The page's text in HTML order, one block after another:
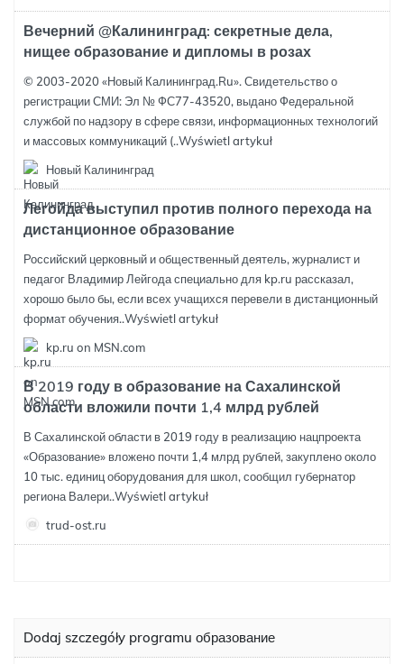
Вечерний @Калининград: секретные дела,
нищее образование и дипломы в розах
© 2003-2020 «Новый Калининград.Ru». Свидетельство о
регистрации СМИ: Эл № ФС77-43520, выдано Федеральной
службой по надзору в сфере связи, информационных технологий
и массовых коммуникаций (..Wyświetl artykuł
Новый Калининград
Легойда выступил против полного перехода на
дистанционное образование
Российский церковный и общественный деятель, журналист и
педагог Владимир Лейгода специально для kp.ru рассказал,
хорошо было бы, если всех учащихся перевели в дистанционный
формат обучения..Wyświetl artykuł
kp.ru on MSN.com
В 2019 году в образование на Сахалинской
области вложили почти 1,4 млрд рублей
В Сахалинской области в 2019 году в реализацию нацпроекта
«Образование» вложено почти 1,4 млрд рублей, закуплено около
10 тыс. единиц оборудования для школ, сообщил губернатор
региона Валери..Wyświetl artykuł
trud-ost.ru
Dodaj szczegóły programu образование